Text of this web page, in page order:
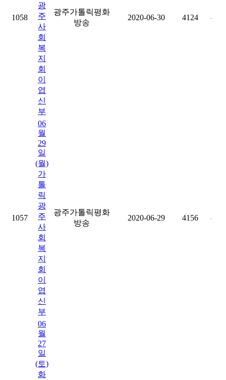
1058
광
주
사
회
복
지
회
이
엽
신
부
광주가톨릭평화
방송
2020-06-30 4124 -
1057
06
월
29
일
(월)
가
톨
릭
광
주
사
회
복
지
회
이
엽
신
부
광주가톨릭평화
방송
2020-06-29 4156 -
06
월
27
일
(토)
화